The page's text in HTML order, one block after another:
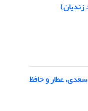
زندیان)
عطار و حافظ